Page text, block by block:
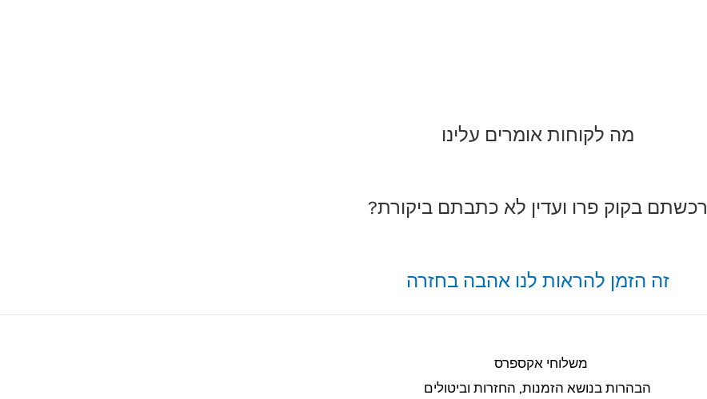
מה לקוחות אומרים עלינו
רכשתם בקוק פרו ועדין לא כתבתם ביקורת?
זה הזמן להראות לנו אהבה בחזרה
משלוחי אקספרס
הבהרות בנושא הזמנות, החזרות וביטולים​